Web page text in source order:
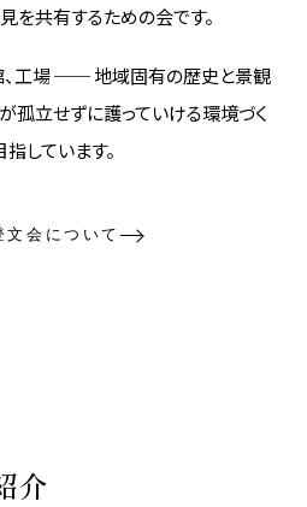
を共有するための会です。
、工場 ── 地域固有の歴史と景観
孤立せずに護っていける環境づく
指しています。
文会について
介